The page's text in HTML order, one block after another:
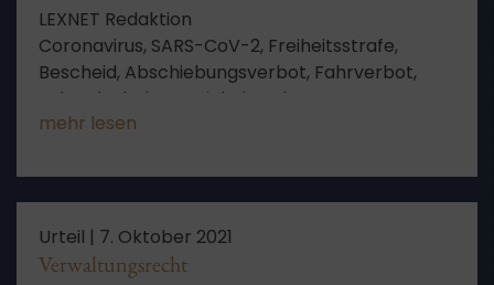
LEXNET Redaktion
Coronavirus, SARS-CoV-2, Freiheitsstrafe,
Bescheid, Abschiebungsverbot, Fahrverbot,
Fahrerlaubnis, Tateinheit, Jobcenter,
Arbeitgeber, Bundesamt, Staatsanwaltschaft,
Jugendstrafe, Entziehung der Fahrerlaubnis,
Kosten des Verfahrens, angefochtene
Entscheidung
mehr lesen
Urteil | 7. Oktober 2021
Verwaltungsrecht